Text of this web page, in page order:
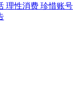
理性消费 珍惜账号